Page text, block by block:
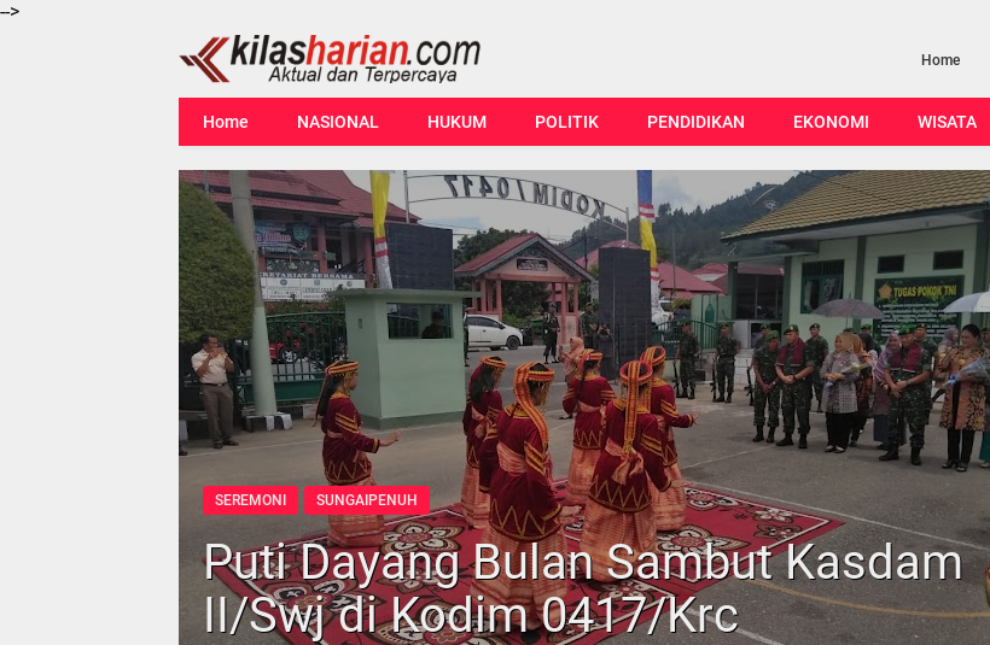
-->
Home
Home NASIONAL HUKUM POLITIK PENDIDIKAN EKONOMI WISATA
SEREMONI SUNGAIPENUH
Puti Dayang Bulan Sambut Kasdam
II/Swj di Kodim 0417/Krc